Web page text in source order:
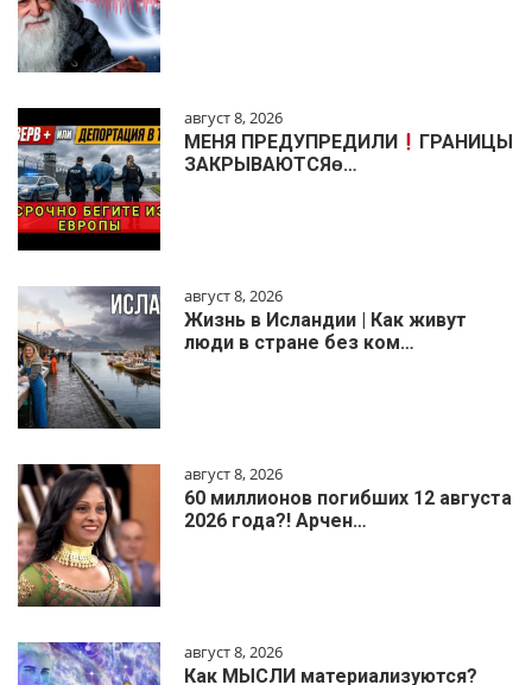
август 8, 2026
МЕНЯ ПРЕДУПРЕДИЛИ
ГРАНИЦЫ
ЗАКРЫВАЮТСЯɵ…
август 8, 2026
Жизнь в Исландии | Как живут
люди в стране без ком…
август 8, 2026
60 миллионов погибших 12 августа
2026 года?! Арчен…
август 8, 2026
Как МЫСЛИ материализуются?